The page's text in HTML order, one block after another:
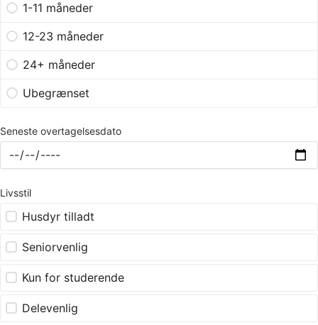
1-11 måneder
12-23 måneder
24+ måneder
Ubegrænset
Seneste overtagelsesdato
Livsstil
Husdyr tilladt
Seniorvenlig
Kun for studerende
Delevenlig